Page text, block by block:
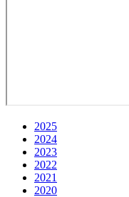
2025
2024
2023
2022
2021
2020